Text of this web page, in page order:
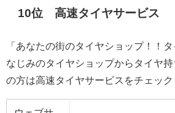
10位 高速タイヤサービス
「あなたの街のタイヤショップ！！
なじみのタイヤショップからタイヤ持
の方は高速タイヤサービスをチェック